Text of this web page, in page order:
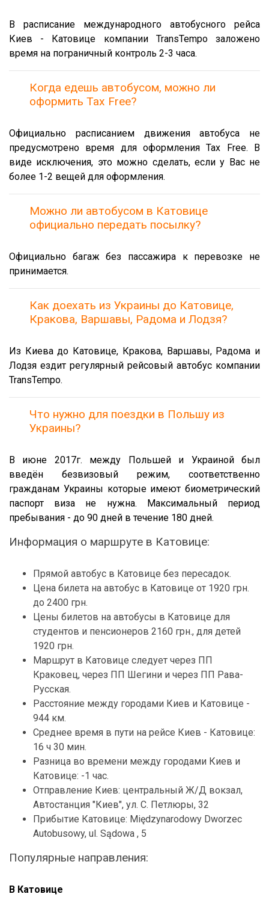
В расписание международного автобусного рейса
Киев - Катовице компании TransTempo заложено
время на пограничный контроль 2-3 часа.
Когда едешь автобусом, можно ли
оформить Tax Free?
Официально расписанием движения автобуса не
предусмотрено время для оформления Tax Free. В
виде исключения, это можно сделать, если у Вас не
более 1-2 вещей для оформления.
Можно ли автобусом в Катовице
официально передать посылку?
Официально багаж без пассажира к перевозке не
принимается.
Как доехать из Украины до Катовице,
Кракова, Варшавы, Радома и Лодзя?
Из Киева до Катовице, Кракова, Варшавы, Радома и
Лодзя ездит регулярный рейсовый автобус компании
TransTempo.
Что нужно для поездки в Польшу из
Украины?
В июне 2017г. между Польшей и Украиной был
введён безвизовый режим, соответственно
гражданам Украины которые имеют биометрический
паспорт виза не нужна. Максимальный период
пребывания - до 90 дней в течение 180 дней.
Информация о маршруте в Катовице:
Прямой автобус в Катовице без пересадок.
Цена билета на автобус в Катовице от 1920 грн.
до 2400 грн.
Цены билетов на автобусы в Катовице для
студентов и пенсионеров 2160 грн., для детей
1920 грн.
Маршрут в Катовице следует через ПП
Краковец, через ПП Шегини и через ПП Рава-
Русская.
Расстояние между городами Киев и Катовице -
944 км.
Среднее время в пути на рейсе Киев - Катовице:
16 ч 30 мин.
Разница во времени между городами Киев и
Катовице: -1 час.
Отправление Киев: центральный Ж/Д вокзал,
Автостанция "Киев", ул. С. Петлюры, 32
Прибытие Катовице: Międzynarodowy Dworzec
Autobusowy, ul. Sądowa , 5
Популярные направления:
В Катовице